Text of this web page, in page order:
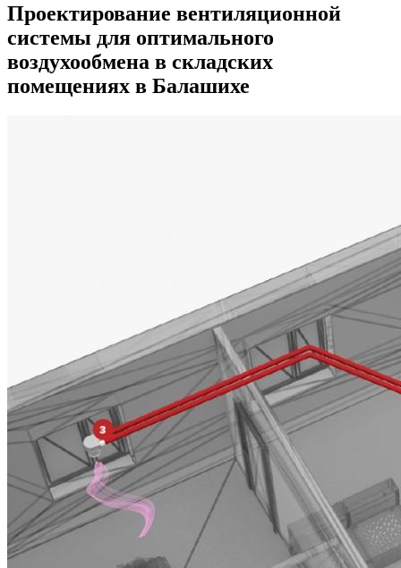
Проектирование вентиляционной
системы для оптимального
воздухообмена в складских
помещениях в Балашихе